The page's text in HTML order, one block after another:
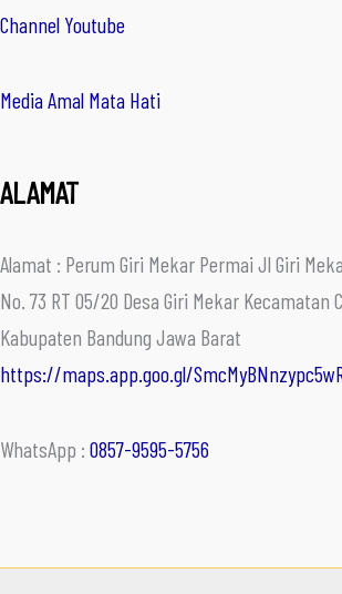
Channel Youtube
Media Amal Mata Hati
ALAMAT
Alamat : Perum Giri Mekar Permai Jl Giri
No. 73 RT 05/20 Desa Giri Mekar Kecamatan
Kabupaten Bandung Jawa Barat
https://maps.app.goo.gl/
WhatsApp : 0857-9595-5756